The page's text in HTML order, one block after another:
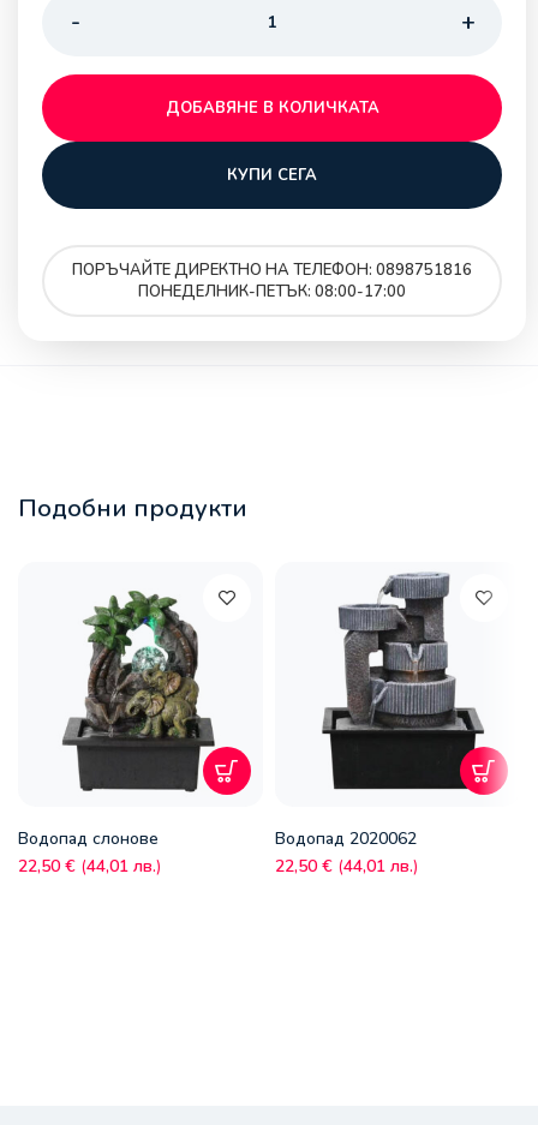
ДОБАВЯНЕ В КОЛИЧКАТА
КУПИ СЕГА
ПОРЪЧАЙТЕ ДИРЕКТНО НА ТЕЛЕФОН: 0898751816
ПОНЕДЕЛНИК-ПЕТЪК: 08:00-17:00
Подобни продукти
Водопад слонове
22,50 € (44,01 лв.)
Водопад 2020062
22,50 € (44,01 лв.)